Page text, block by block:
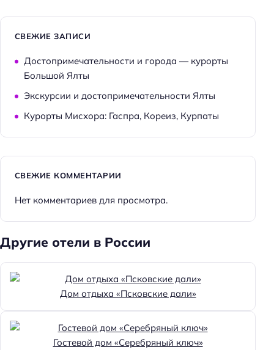
СВЕЖИЕ ЗАПИСИ
Достопримечательности и города — курорты
Большой Ялты
Экскурсии и достопримечательности Ялты
Курорты Мисхора: Гаспра, Кореиз, Курпаты
СВЕЖИЕ КОММЕНТАРИИ
Нет комментариев для просмотра.
Другие отели в России
Дом отдыха «Псковские дали»
Гостевой дом «Серебряный ключ»